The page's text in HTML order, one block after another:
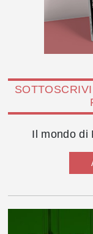
Il mondo di